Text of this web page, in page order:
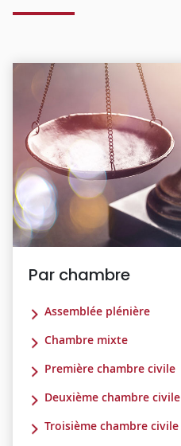
Par chambre
Assemblée plénière
Chambre mixte
Première chambre civile
Deuxième chambre civile
Troisième chambre civile